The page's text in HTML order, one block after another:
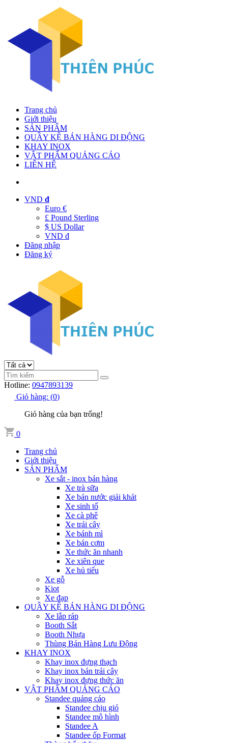
Trang chủ
Giới thiệu
SẢN PHẨM
QUẦY KỆ BÁN HÀNG DI ĐỘNG
KHAY INOX
VẬT PHẨM QUẢNG CÁO
LIÊN HỆ
VND đ
Euro €
£ Pound Sterling
$ US Dollar
VND đ
Đăng nhập
Đăng ký
Hotline: 0947893139
Giỏ hàng: (0)
Giỏ hàng của bạn trống!
0
Trang chủ
Giới thiệu
SẢN PHẨM
Xe sắt - inox bán hàng
Xe trà sữa
Xe bán nước giải khát
Xe sinh tố
Xe cà phê
Xe trái cây
Xe bánh mì
Xe bán cơm
Xe thức ăn nhanh
Xe xiên que
Xe hủ tiếu
Xe gỗ
Kiot
Xe đạp
QUẦY KỆ BÁN HÀNG DI ĐỘNG
Xe lắp ráp
Booth Sắt
Booth Nhựa
Thùng Bán Hàng Lưu Động
KHAY INOX
Khay inox đựng thạch
Khay inox bán trái cây
Khay inox đựng thức ăn
VẬT PHẨM QUẢNG CÁO
Standee quảng cáo
Standee chịu gió
Standee mô hình
Standee A
Standee ốp Format